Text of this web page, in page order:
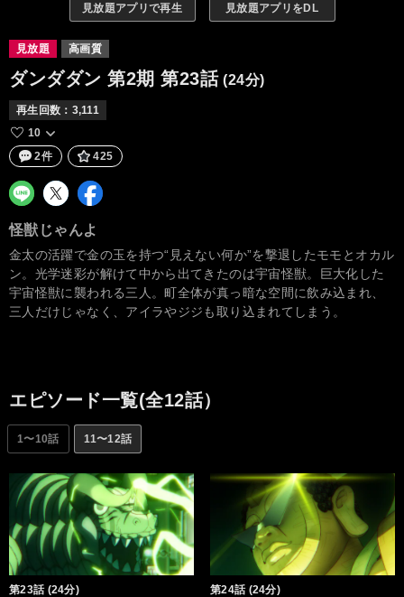
見放題アプリで再生 見放題アプリをDL
見放題 高画質
ダンダダン 第2期 第23話 (24分)
再生回数： 3,111
10
2件
425
怪獣じゃんよ
金太の活躍で金の玉を持つ“見えない何か”を撃退したモモとオカル
ン。光学迷彩が解けて中から出てきたのは宇宙怪獣。巨大化した
宇宙怪獣に襲われる三人。町全体が真っ暗な空間に飲み込まれ、
三人だけじゃなく、アイラやジジも取り込まれてしまう。
エピソード一覧(全12話）
1〜10話 11〜12話
第23話 (24分)
第24話 (24分)